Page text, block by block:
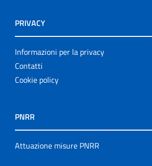
PRIVACY
Informazioni per la privacy
Contatti
Cookie policy
PNRR
Attuazione misure PNRR